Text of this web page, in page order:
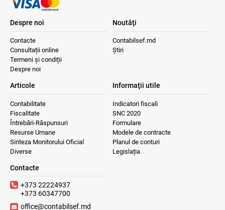
Despre noi
Contacte
Consultații online
Termeni și condiții
Despre noi
Noutăţi
Contabilsef.md
Știri
Articole
Contabilitate
Fiscalitate
Întrebări-Răspunsuri
Resurse Umane
Sinteza Monitorului Oficial
Diverse
Informaţii utile
Indicatori fiscali
SNC 2020
Formulare
Modele de contracte
Planul de conturi
Legislația
Contacte
+373 22224937
+373 60347700
office@contabilsef.md